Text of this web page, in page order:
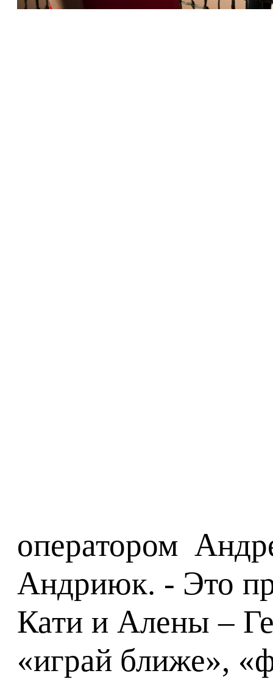
оператором
Андриюк. - Это
Кати и Алены –
«играй ближе»,